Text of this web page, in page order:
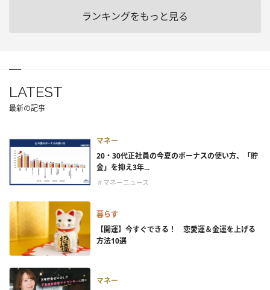
ランキングをもっと見る
LATEST
最新の記事
マネー
20・30代正社員の今夏のボーナスの使い方、「貯
金」を抑え3年...
＃マネーニュース
暮らす
【開運】今すぐできる！ 恋愛運＆金運を上げる
方法10選
マネー